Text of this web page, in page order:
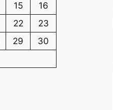
15
16
22
23
29
30